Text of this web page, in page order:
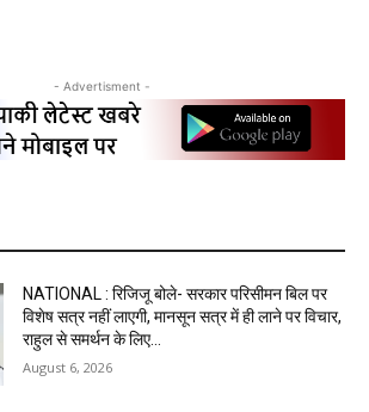
- Advertisment -
NATIONAL : रिजिजू बोले- सरकार परिसीमन बिल पर
विशेष सत्र नहीं लाएगी, मानसून सत्र में ही लाने पर विचार,
राहुल से समर्थन के लिए...
August 6, 2026